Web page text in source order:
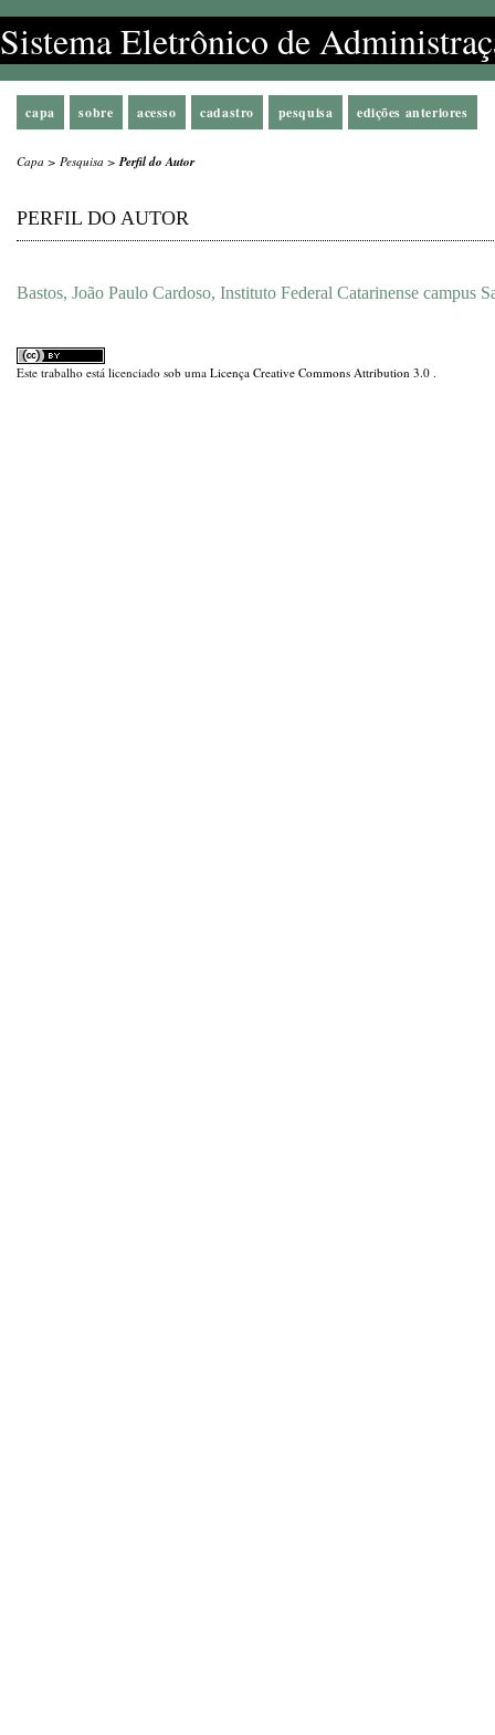
Sistema Eletrônico de
capa sobre acesso cadastro pesquisa edições anteriores
Capa > Pesquisa >Perfil do Autor
PERFIL DO AUTOR
Bastos, João Paulo Cardoso, Instituto Federal Catarinense campus
Este trabalho está licenciado sob uma Licença Creative Commons Attribution 3.0 .